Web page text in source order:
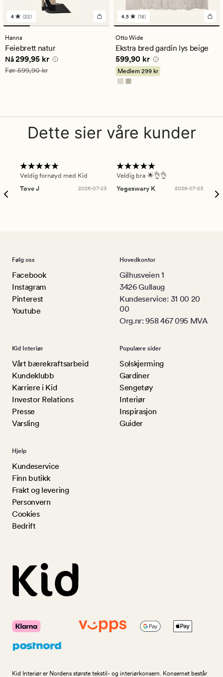
22
anmeldelser
med
en
gjennomsnittlig
vurdering
på
4
4 (22)
Hanna
Feiebrett natur
Nåværende pris
Nå299,95 kr
Vanlig pris 599,90 kr
Før599,90 kr
18
anmeldelser
med
en
gjennomsnittlig
vurdering
på
4.5
4.5 (18)
Otto Wide
Ekstra bred gardin lys beige
Pris 599,90 kr
599,90 kr
Medlem 299 kr
Dette sier våre kunder
Veldig fornøyd med Kid
Tove J
2026-07-23
Veldig bra 🌟👌👌
Yogeswary K
2026-07-23
Følg oss
Facebook
Instagram
Pinterest
Youtube
Hovedkontor
Gilhusveien 1
3426 Gullaug
Kundeservice: 31 00 20
00
Org.nr: 958 467 095 MVA
Kid Interiør
Vårt bærekraftsarbeid
Kundeklubb
Karriere i Kid
Investor Relations
Presse
Varsling
Populære sider
Solskjerming
Gardiner
Sengetøy
Interiør
Inspirasjon
Guider
Hjelp
Kundeservice
Finn butikk
Frakt og levering
Personvern
Cookies
Bedrift
Kid Interiør er Nordens største tekstil- og interiørkonsern. Konsernet består